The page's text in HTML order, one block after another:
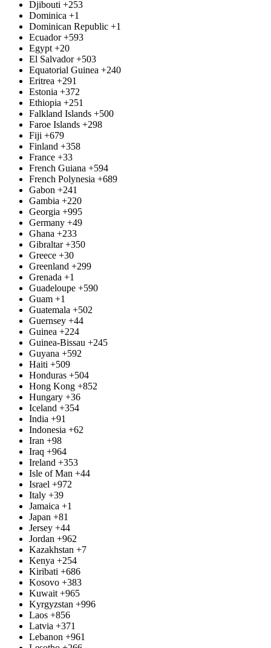
Djibouti +253
Dominica +1
Dominican Republic +1
Ecuador +593
Egypt +20
El Salvador +503
Equatorial Guinea +240
Eritrea +291
Estonia +372
Ethiopia +251
Falkland Islands +500
Faroe Islands +298
Fiji +679
Finland +358
France +33
French Guiana +594
French Polynesia +689
Gabon +241
Gambia +220
Georgia +995
Germany +49
Ghana +233
Gibraltar +350
Greece +30
Greenland +299
Grenada +1
Guadeloupe +590
Guam +1
Guatemala +502
Guernsey +44
Guinea +224
Guinea-Bissau +245
Guyana +592
Haiti +509
Honduras +504
Hong Kong +852
Hungary +36
Iceland +354
India +91
Indonesia +62
Iran +98
Iraq +964
Ireland +353
Isle of Man +44
Israel +972
Italy +39
Jamaica +1
Japan +81
Jersey +44
Jordan +962
Kazakhstan +7
Kenya +254
Kiribati +686
Kosovo +383
Kuwait +965
Kyrgyzstan +996
Laos +856
Latvia +371
Lebanon +961